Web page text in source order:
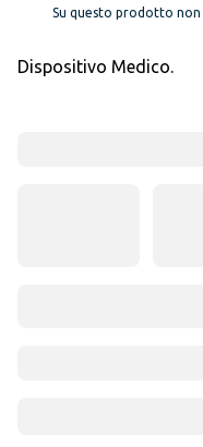
Su questo prodotto non
Dispositivo Medico.